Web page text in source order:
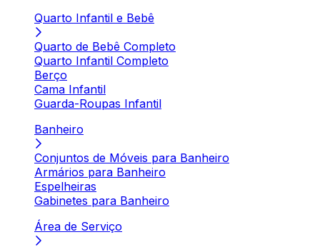
Quarto Infantil e Bebê
Quarto de Bebê Completo
Quarto Infantil Completo
Berço
Cama Infantil
Guarda-Roupas Infantil
Banheiro
Conjuntos de Móveis para Banheiro
Armários para Banheiro
Espelheiras
Gabinetes para Banheiro
Área de Serviço